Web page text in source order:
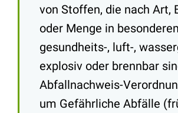
von Stoffen, die nach Art,
oder Menge in
gesundheits-, luft-,
explosiv oder brennbar
Abfallnachweis-
um Gefährliche Abfälle